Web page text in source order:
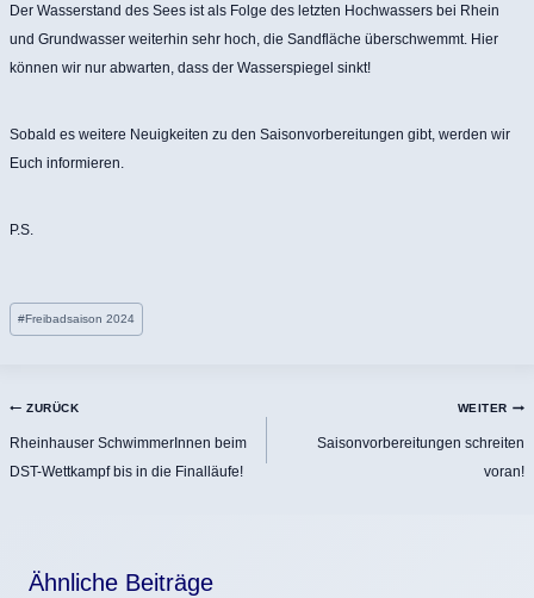
Der Wasserstand des Sees ist als Folge des letzten Hochwassers bei Rhein
und Grundwasser weiterhin sehr hoch, die Sandfläche überschwemmt. Hier
können wir nur abwarten, dass der Wasserspiegel sinkt!
Sobald es weitere Neuigkeiten zu den Saisonvorbereitungen gibt, werden wir
Euch informieren.
P.S.
Schlagworte:
#Freibadsaison 2024
Beitragsnavigation
ZURÜCK
Rheinhauser SchwimmerInnen beim
DST-Wettkampf bis in die Finalläufe!
WEITER
Saisonvorbereitungen schreiten
voran!
Ähnliche Beiträge